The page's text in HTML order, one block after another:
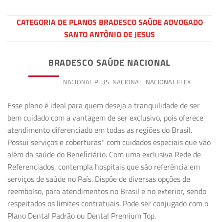
CATEGORIA DE PLANOS BRADESCO SAÚDE ADVOGADO
SANTO ANTÔNIO DE JESUS
BRADESCO SAÚDE NACIONAL
NACIONAL PLUS NACIONAL NACIONAL FLEX
Esse plano é ideal para quem deseja a tranquilidade de ser
bem cuidado com a vantagem de ser exclusivo, pois oferece
atendimento diferenciado em todas as regiões do Brasil.
Possui serviços e coberturas* com cuidados especiais que vão
além da saúde do Beneﬁciário. Com uma exclusiva Rede de
Referenciados, contempla hospitais que são referência em
serviços de saúde no País. Dispõe de diversas opções de
reembolso, para atendimentos no Brasil e no exterior, sendo
respeitados os limites contratuais. Pode ser conjugado com o
Plano Dental Padrão ou Dental Premium Top.